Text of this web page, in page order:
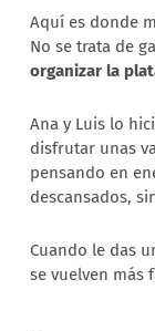
Aquí es donde
No se trata de
organizar la
Ana y Luis lo
disfrutar unas
pensando en
descansados,
Cuando le das
se vuelven más